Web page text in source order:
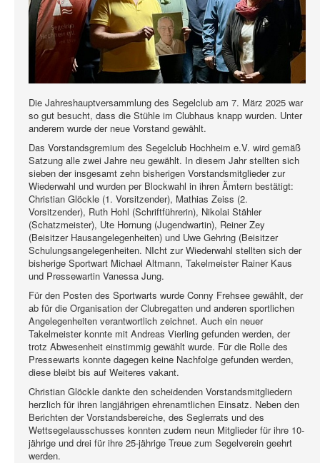
Die Jahreshauptversammlung des Segelclub am 7. März 2025 war
so gut besucht, dass die Stühle im Clubhaus knapp wurden. Unter
anderem wurde der neue Vorstand gewählt.
Das Vorstandsgremium des Segelclub Hochheim e.V. wird gemäß
Satzung alle zwei Jahre neu gewählt. In diesem Jahr stellten sich
sieben der insgesamt zehn bisherigen Vorstandsmitglieder zur
Wiederwahl und wurden per Blockwahl in ihren Ämtern bestätigt:
Christian Glöckle (1. Vorsitzender), Mathias Zeiss (2.
Vorsitzender), Ruth Hohl (Schriftführerin), Nikolai Stähler
(Schatzmeister), Ute Hornung (Jugendwartin), Reiner Zey
(Beisitzer Hausangelegenheiten) und Uwe Gehring (Beisitzer
Schulungsangelegenheiten. NIcht zur Wiederwahl stellten sich der
bisherige Sportwart Michael Altmann, Takelmeister Rainer Kaus
und Pressewartin Vanessa Jung.
Für den Posten des Sportwarts wurde Conny Frehsee gewählt, der
ab für die Organisation der Clubregatten und anderen sportlichen
Angelegenheiten verantwortlich zeichnet. Auch ein neuer
Takelmeister konnte mit Andreas Vierling gefunden werden, der
trotz Abwesenheit einstimmig gewählt wurde. Für die Rolle des
Pressewarts konnte dagegen keine Nachfolge gefunden werden,
diese bleibt bis auf Weiteres vakant.
Christian Glöckle dankte den scheidenden Vorstandsmitgliedern
herzlich für ihren langjährigen ehrenamtlichen Einsatz. Neben den
Berichten der Vorstandsbereiche, des Seglerrats und des
Wettsegelausschusses konnten zudem neun Mitglieder für ihre 10-
jährige und drei für ihre 25-jährige Treue zum Segelverein geehrt
werden.